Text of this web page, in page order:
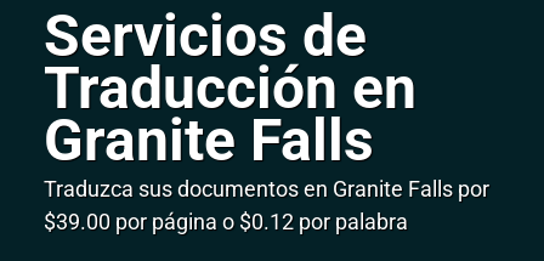
Servicios de
Traducción en
Granite Falls
Traduzca sus documentos en Granite Falls por
$39.00 por página o $0.12 por palabra